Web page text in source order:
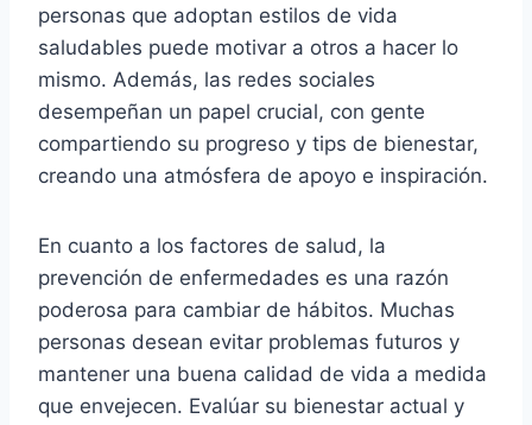
personas que adoptan estilos de vida
saludables puede motivar a otros a hacer lo
mismo. Además, las redes sociales
desempeñan un papel crucial, con gente
compartiendo su progreso y tips de bienestar,
creando una atmósfera de apoyo e inspiración.
En cuanto a los factores de salud, la
prevención de enfermedades es una razón
poderosa para cambiar de hábitos. Muchas
personas desean evitar problemas futuros y
mantener una buena calidad de vida a medida
que envejecen. Evalúar su bienestar actual y